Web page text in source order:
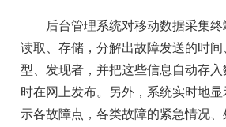
后台管理系统对移动数据采集终
读取、存储，分解出故障发送的时
型、发现者，并把这些信息自动存入
时在网上发布。另外，系统实时地
示各故障点，各类故障的紧急情况